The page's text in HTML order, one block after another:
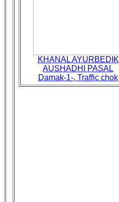
KHANAL AYURBEDIK
AUSHADHI PASAL
Damak-1-, Traffic chok